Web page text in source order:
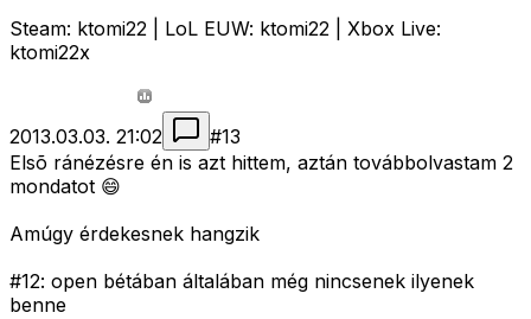
Steam: ktomi22 | LoL EUW: ktomi22 | Xbox Live:
ktomi22x
2013.03.03. 21:02 #13
Elsõ ránézésre én is azt hittem, aztán továbbolvastam 2
mondatot 😄
Amúgy érdekesnek hangzik
#12: open bétában általában még nincsenek ilyenek
benne